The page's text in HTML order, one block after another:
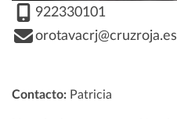
922330101
orotavacrj@cruzroja.es
Contacto: Patricia